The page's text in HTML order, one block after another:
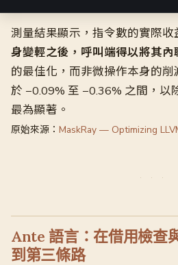
測量結果顯示，指令數的實際收
身變輕之後，呼叫端得以將其內
的最佳化，而非微操作本身的
於 −0.09% 至 −0.36% 之間，以
最為顯著。
原始來源： MaskRay — Optimizing
Ante 語言：在借用檢查
到第三條路